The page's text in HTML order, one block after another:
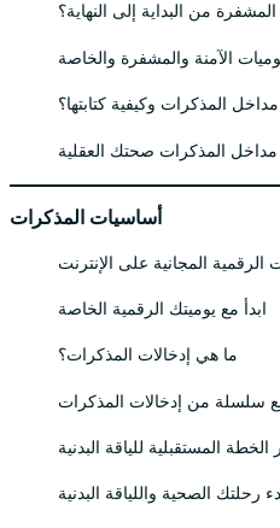
من البداية إلى النهاية؟
المذكرات وكيفية كتابتها؟
المذكرات صحتك العقلية
أساسيات المذكرات
الرقمية المجانية على الإنترنت
ابدأ مع يوميتك الرقمية الخاصة
ما هي إدخالات المذكرات؟
سلسلة من إدخالات المذكرات
الخطة المستقبلية للياقة البدنية
رحلتك الصحية واللياقة البدنية